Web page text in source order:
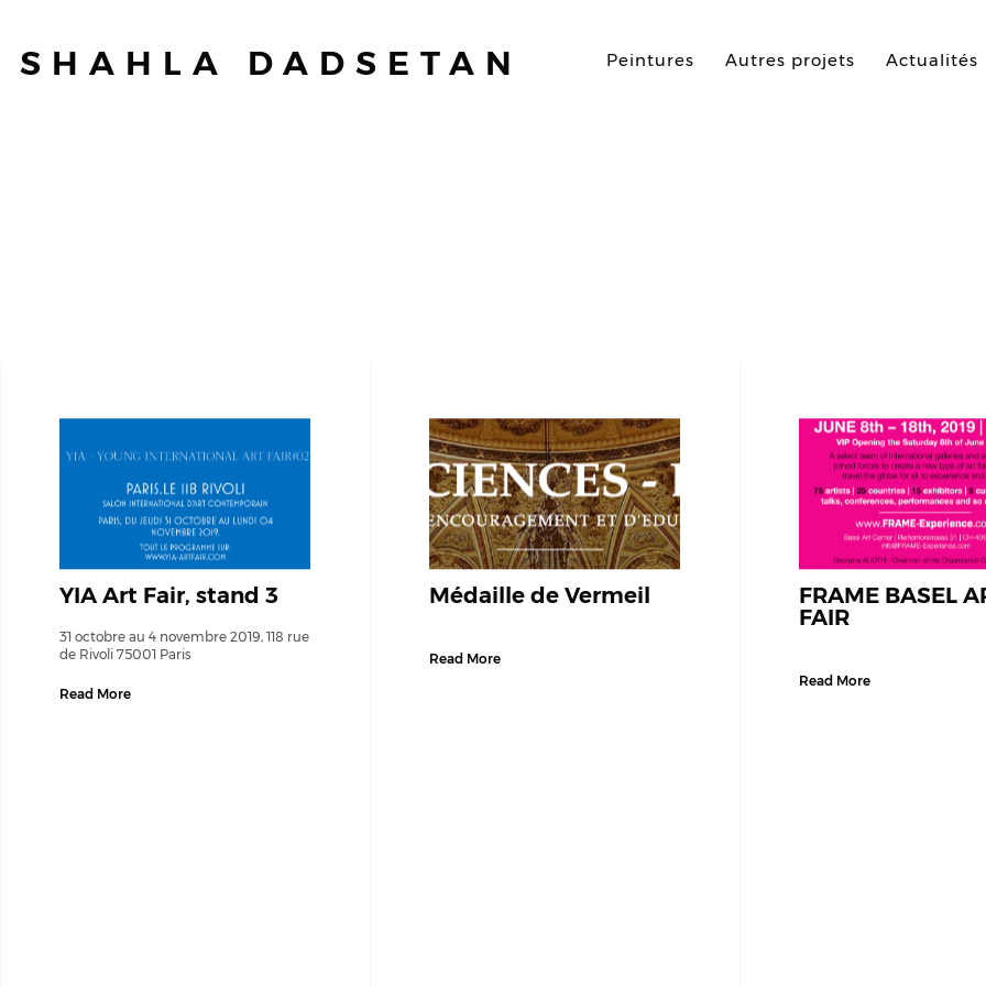
SHAHLA DADSETAN Peintures Autres projets Actualités
YIA Art Fair, stand 3
31 octobre au 4 novembre 2019, 118 rue
de Rivoli 75001 Paris
Read More
Médaille de Vermeil
Read More
FRAME BASEL
FAIR
Read More